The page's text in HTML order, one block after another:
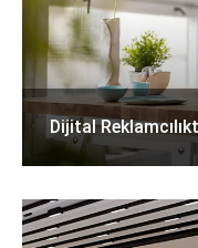
Dijital